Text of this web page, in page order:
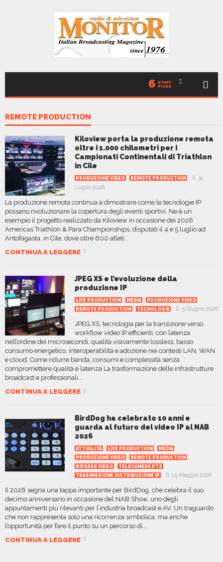
6 STAFF
PICKS
REMOTE PRODUCTION
Kiloview porta la produzione remota
oltre i 1.000 chilometri per i
Campionati Continentali di Triathlon
in Cile
PRODUZIONE VIDEO REMOTE PRODUCTION
31
Luglio 2026
La produzione remota continua a dimostrare come le tecnologie IP
possano rivoluzionare la copertura degli eventi sportivi. Ne è un
esempio il progetto realizzato da Kiloview in occasione dei 2026
Americas Triathlon & Para Championships, disputati il 4 e 5 luglio ad
Antofagasta, in Cile, dove oltre 600 atleti...
CONTINUA A LEGGERE
JPEG XS e l’evoluzione della
produzione IP
LIVE PRODUCTION MEDIA
PRODUZIONE VIDEO
REMOTE PRODUCTION
TECNOLOGIE 5 Giugno 2026
JPEG XS, tecnologia per la transizione verso
workflow video IP efficienti, con latenza
nell’ordine dei microsecondi, qualità visivamente lossless, basso
consumo energetico, interoperabilità e adozione nei contesti LAN, WAN
e cloud. Come ridurre banda, consumi e complessità senza
compromettere qualità e latenza La trasformazione delle infrastrutture
broadcast e professionali...
CONTINUA A LEGGERE
BirdDog ha celebrato 10 anni e
guarda al futuro del video IP al NAB
2026
ATTUALITÀ LIVE PRODUCTION
MEDIA
PRODUZIONE VIDEO
REMOTE PRODUCTION
RIPRESE VIDEO
TELECAMERE PTZ
TRASMISSIONE DISTRIBUZIONE IP
15 Maggio 2026
Il 2026 segna una tappa importante per BirdDog, che celebra il suo
decimo anniversario in occasione del NAB Show, uno degli
appuntamenti più rilevanti per l’industria broadcast e AV. Un traguardo
che non rappresenta solo una ricorrenza simbolica, ma anche
l’opportunità per fare il punto su un percorso di...
CONTINUA A LEGGERE